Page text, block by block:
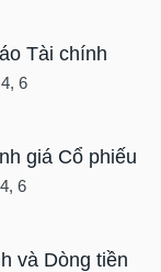
Tài chính
6
giá Cổ phiếu
6
và Dòng tiền